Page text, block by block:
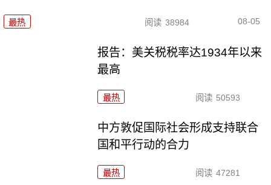
最热 阅读 38984 08-05
报告：美关税税率达1934年以来
最高
最热 阅读 50593
中方敦促国际社会形成支持联合
国和平行动的合力
最热 阅读 47281